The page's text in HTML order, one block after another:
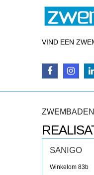
VIND EEN
ZWEMBADEN
SANIGO
Winkelom 83b